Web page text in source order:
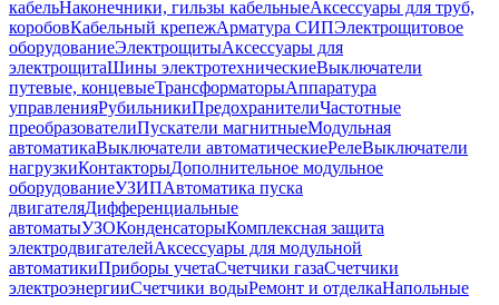
кабельНаконечники, гильзы кабельныеАксессуары для труб,
коробовКабельный крепежАрматура СИПЭлектрощитовое
оборудованиеЭлектрощитыАксессуары для
электрощитаШины электротехническиеВыключатели
путевые, концевыеТрансформаторыАппаратура
управленияРубильникиПредохранителиЧастотные
преобразователиПускатели магнитныеМодульная
автоматикаВыключатели автоматическиеРелеВыключатели
нагрузкиКонтакторыДополнительное модульное
оборудованиеУЗИПАвтоматика пуска
двигателяДифференциальные
автоматыУЗОКонденсаторыКомплексная защита
электродвигателейАксессуары для модульной
автоматикиПриборы учетаСчетчики газаСчетчики
электроэнергииСчетчики водыРемонт и отделкаНапольные